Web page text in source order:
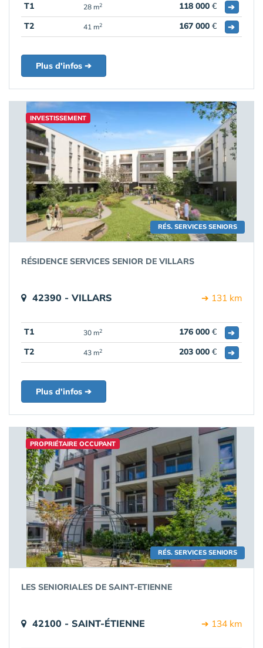
T1 28 m2 118 000 €
➔
T2
41 m2 167 000 € ➔
Plus d'infos ➔
RÉS. SERVICES SENIORS
INVESTISSEMENT
RÉSIDENCE SERVICES SENIOR DE VILLARS
42390 - VILLARS ➔ 131 km
T1 30 m2 176 000 €
➔
T2
43 m2 203 000 € ➔
Plus d'infos ➔
RÉS. SERVICES SENIORS
PROPRIÉTAIRE OCCUPANT
LES SENIORIALES DE SAINT-ETIENNE
42100 - SAINT-ÉTIENNE ➔ 134 km